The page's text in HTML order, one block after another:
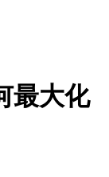
最大化